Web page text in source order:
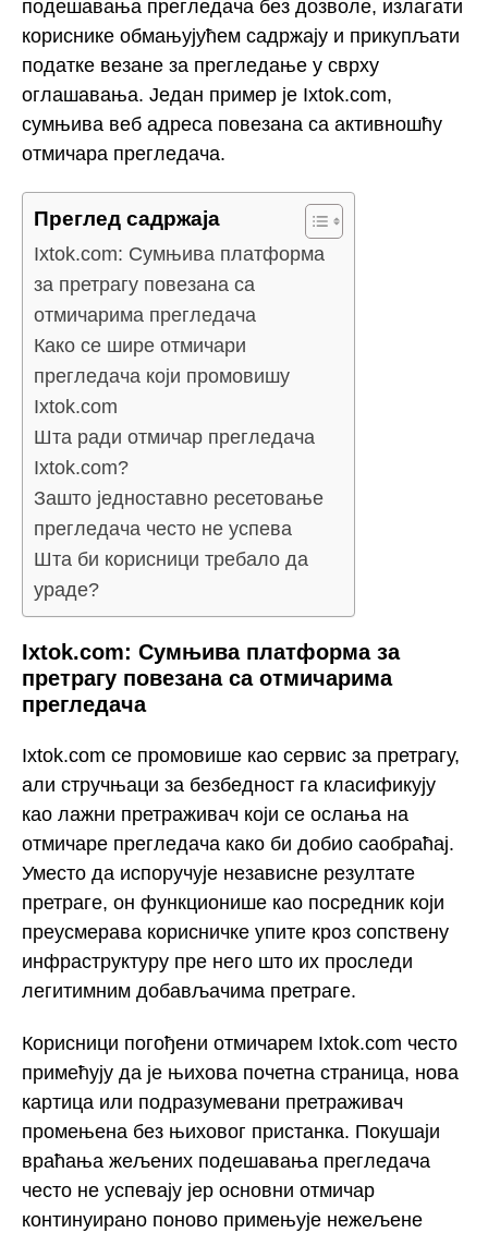
подешавања прегледача без дозволе, излагати
кориснике обмањујућем садржају и прикупљати
податке везане за прегледање у сврху
оглашавања. Један пример је Ixtok.com,
сумњива веб адреса повезана са активношћу
отмичара прегледача.
Преглед садржаја
Ixtok.com: Сумњива платформа
за претрагу повезана са
отмичарима прегледача
Како се шире отмичари
прегледача који промовишу
Ixtok.com
Шта ради отмичар прегледача
Ixtok.com?
Зашто једноставно ресетовање
прегледача често не успева
Шта би корисници требало да
ураде?
Ixtok.com: Сумњива платформа за
претрагу повезана са отмичарима
прегледача
Ixtok.com се промовише као сервис за претрагу,
али стручњаци за безбедност га класификују
као лажни претраживач који се ослања на
отмичаре прегледача како би добио саобраћај.
Уместо да испоручује независне резултате
претраге, он функционише као посредник који
преусмерава корисничке упите кроз сопствену
инфраструктуру пре него што их проследи
легитимним добављачима претраге.
Корисници погођени отмичарем Ixtok.com често
примећују да је њихова почетна страница, нова
картица или подразумевани претраживач
промењена без њиховог пристанка. Покушаји
враћања жељених подешавања прегледача
често не успевају јер основни отмичар
континуирано поново примењује нежељене